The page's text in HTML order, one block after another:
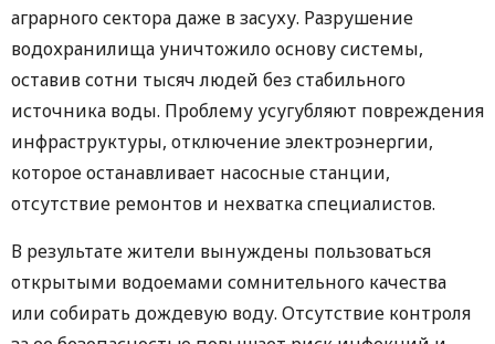
аграрного сектора даже в засуху. Разрушение
водохранилища уничтожило основу системы,
оставив сотни тысяч людей без стабильного
источника воды. Проблему усугубляют повреждения
инфраструктуры, отключение электроэнергии,
которое останавливает насосные станции,
отсутствие ремонтов и нехватка специалистов.
В результате жители вынуждены пользоваться
открытыми водоемами сомнительного качества
или собирать дождевую воду. Отсутствие контроля